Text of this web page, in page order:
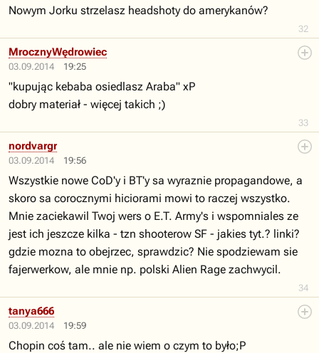
32
Nowym Jorku strzelasz headshoty do amerykanów?
03.09.2014 19:25
33
MrocznyWędrowiec
"kupując kebaba osiedlasz Araba" xP
dobry materiał - więcej takich ;)
03.09.2014 19:56
34
nordvargr
Wszystkie nowe CoD'y i BT'y sa wyraznie propagandowe, a
skoro sa corocznymi hiciorami mowi to raczej wszystko.
Mnie zaciekawil Twoj wers o E.T. Army's i wspomniales ze
jest ich jeszcze kilka - tzn shooterow SF - jakies tyt.? linki?
gdzie mozna to obejrzec, sprawdzic? Nie spodziewam sie
fajerwerkow, ale mnie np. polski Alien Rage zachwycil.
03.09.2014 19:59
tanya666
Chopin coś tam.. ale nie wiem o czym to było;P